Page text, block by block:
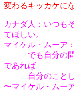
変わるキッカケに
カナダ人：いつも
てほしい。
マイケル・ムーア
でも自分の問題
であれば
自分のことし
〜マイケル・ムー